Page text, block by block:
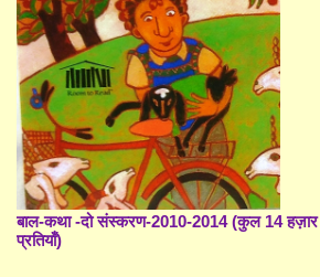
बाल-कथा -दो संस्करण-2010-2014 (कुल 14 हज़ार
प्रतियाँ)